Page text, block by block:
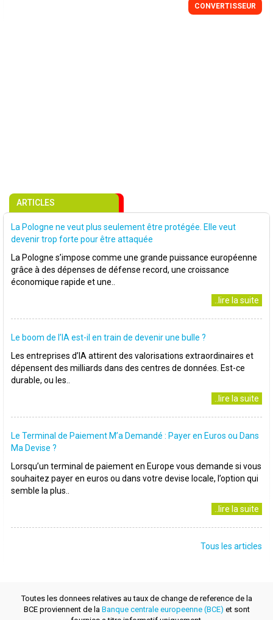
CONVERTISSEUR
ARTICLES
La Pologne ne veut plus seulement être protégée. Elle veut
devenir trop forte pour être attaquée
La Pologne s’impose comme une grande puissance européenne
grâce à des dépenses de défense record, une croissance
économique rapide et une..
..lire la suite
Le boom de l’IA est-il en train de devenir une bulle ?
Les entreprises d’IA attirent des valorisations extraordinaires et
dépensent des milliards dans des centres de données. Est-ce
durable, ou les..
..lire la suite
Le Terminal de Paiement M’a Demandé : Payer en Euros ou Dans
Ma Devise ?
Lorsqu’un terminal de paiement en Europe vous demande si vous
souhaitez payer en euros ou dans votre devise locale, l’option qui
semble la plus..
..lire la suite
Tous les articles
Toutes les donnees relatives au taux de change de reference de la
BCE proviennent de la Banque centrale europeenne (BCE) et sont